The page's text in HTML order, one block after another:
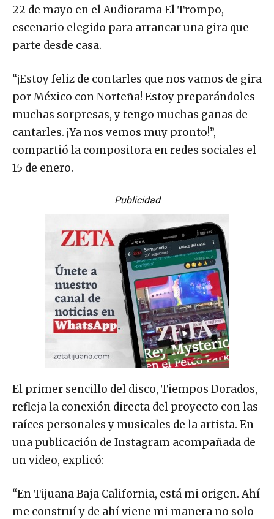
22 de mayo en el Audiorama El Trompo,
escenario elegido para arrancar una gira que
parte desde casa.
“¡Estoy feliz de contarles que nos vamos de gira
por México con Norteña! Estoy preparándoles
muchas sorpresas, y tengo muchas ganas de
cantarles. ¡Ya nos vemos muy pronto!”,
compartió la compositora en redes sociales el
15 de enero.
Publicidad
El primer sencillo del disco, Tiempos Dorados,
refleja la conexión directa del proyecto con las
raíces personales y musicales de la artista. En
una publicación de Instagram acompañada de
un video, explicó:
“En Tijuana Baja California, está mi origen. Ahí
me construí y de ahí viene mi manera no solo